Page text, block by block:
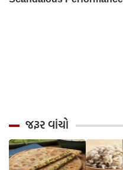
જરૂર વાંચો